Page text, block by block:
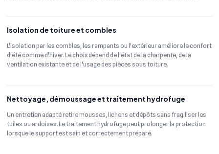
Isolation de toiture et combles
L'isolation par les combles, les rampants ou l'extérieur améliore le confort
d'été comme d'hiver. Le choix dépend de l'état de la charpente, de la
ventilation existante et de l'usage des pièces sous toiture.
Nettoyage, démoussage et traitement hydrofuge
Un entretien adapté retire mousses, lichens et dépôts sans fragiliser les
tuiles ou ardoises. Le traitement hydrofuge peut prolonger la protection
lorsque le support est sain et correctement préparé.